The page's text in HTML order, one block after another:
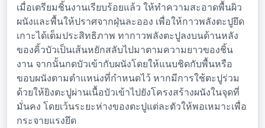
เมื่อเตรียมชิ้นงานเรียบร้อยแล้ว ให้ทำความสะอาดพื้นผิว
ผนังและพื้นให้ปราศจากฝุ่นละออง เพื่อให้กาวพลังตะปูยึด
เกาะได้เต็มประสิทธิภาพ ทากาวพลังตะปูลงบนด้านหลัง
ของคิ้วบัวเป็นเส้นหยักสลับไปมาตามความยาวของชิ้น
งาน จากนั้นกดบัวเข้ากับผนังโดยให้แนบชิดกับพื้นหรือ
ขอบผนังตามตำแหน่งที่กำหนดไว้ หากมีการใช้ตะปูร่วม
ด้วยให้ยิงตะปูผ่านเนื้อบัวเข้าไปยังโครงสร้างผนังในจุดที่
มั่นคง โดยเว้นระยะห่างของตะปูแต่ละตัวให้พอเหมาะเพื่อ
กระจายแรงยึด